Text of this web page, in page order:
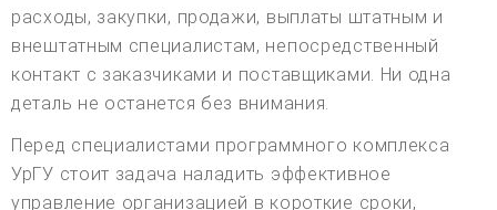
расходы, закупки, продажи, выплаты штатным и
внештатным специалистам, непосредственный
контакт с заказчиками и поставщиками. Ни одна
деталь не останется без внимания.
Перед специалистами программного комплекса
УрГУ стоит задача наладить эффективное
управление организацией в короткие сроки,